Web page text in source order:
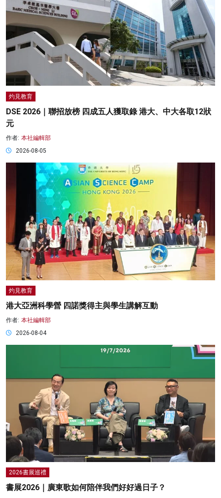
灼見教育
DSE 2026｜聯招放榜 四成五人獲取錄 港大、中大各取12狀
元
作者: 本社編輯部
2026-08-05
灼見教育
港大亞洲科學營 四諾獎得主與學生講解互動
作者: 本社編輯部
2026-08-04
2026書展巡禮
書展2026｜廣東歌如何陪伴我們好好過日子？